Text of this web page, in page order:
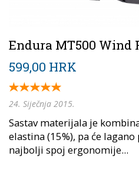
Endura MT500 Wind
599,00 HRK
24. Siječnja 2015.
Sastav materijala je
elastina (15%), pa će
najbolji spoj ergonomije...